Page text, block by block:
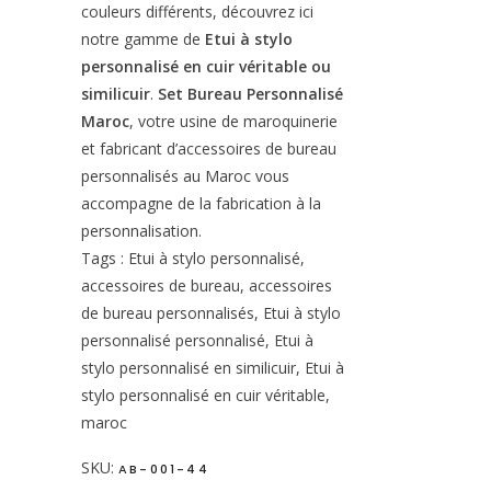
couleurs différents, découvrez ici
notre gamme de Etui à stylo
personnalisé en cuir véritable ou
similicuir. Set Bureau Personnalisé
Maroc, votre usine de maroquinerie
et fabricant d’accessoires de bureau
personnalisés au Maroc vous
accompagne de la fabrication à la
personnalisation.
Tags : Etui à stylo personnalisé,
accessoires de bureau, accessoires
de bureau personnalisés, Etui à stylo
personnalisé personnalisé, Etui à
stylo personnalisé en similicuir, Etui à
stylo personnalisé en cuir véritable,
maroc
SKU: AB-001-44